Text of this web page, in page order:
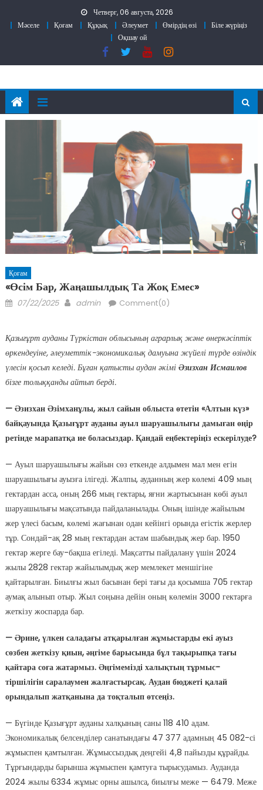
Четверг, 06 августа, 2026
Мәселе
Қоғам Құқық Әлеумет Өмірдің өзі
Біле жүріңіз
Оқшау ой
Қоғам
«Өсім Бар, Жаңашылдық Та Жоқ Емес»
Posted
07/22/2025 Author
admin Comment(0)
Қазығұрт ауданы Түркістан облысының аграрлық және өнеркәсіптік
өркендеуіне, әлеуметтік-экономикалық дамуына жүйелі түрде өзіндік
үлесін қосып келеді. Бұған қатысты аудан әкімі Әзизхан Исмаилов
бізге толыққанды айтып берді.
— Әзизхан Әзімханұлы, жыл сайын облыста өтетін «Алтын күз»
байқауында Қазығұрт ауданы ауыл шаруашылығы дамыған өңір
ретінде марапатқа ие боласыздар. Қандай еңбектеріңіз ескерілуде?
— Ауыл шаруашылығы жайын сөз еткенде алдымен мал мен егін
шаруашылығы ауызға ілігеді. Жалпы, ауданның жер көлемі 409 мың
гектардан асса, оның 266 мың гектары, яғни жартысынан көбі ауыл
шаруашылығы мақсатында пайдаланылады. Оның ішінде жайылым
жер үлесі басым, көлемі жағынан одан кейінгі орында егістік жерлер
тұр. Сондай-ақ 28 мың гектардан астам шабындық жер бар. 1950
гектар жерге бау-бақша егіледі. Мақсатты пайдалану үшін 2024
жылы 2828 гектар жайылымдық жер мемлекет меншігіне
қайтарылған. Биылғы жыл басынан бері тағы да қосымша 705 гектар
аумақ алынып отыр. Жыл соңына дейін оның көлемін 3000 гектарға
жеткізу жоспарда бар.
— Әрине, үлкен саладағы атқарылған жұмыстарды екі ауыз
сөзбен жеткізу қиын, әңгіме барысында бұл тақырыпқа тағы
қайтара соға жатармыз. Әңгімемізді халықтың тұрмыс-
тіршілігін саралаумен жалғастырсақ. Аудан бюджеті қалай
орындалып жатқанына да тоқталып өтсеңіз.
— Бүгінде Қазығұрт ауданы халқының саны 118 410 адам.
Экономикалық белсенділер санатындағы 47 377 адамның 45 082-сі
жұмыспен қамтылған. Жұмыссыздық деңгейі 4,8 пайызды құрайды.
Тұрғындарды барынша жұмыспен қамтуға тырысудамыз. Ауданда
2024 жылы 6334 жұмыс орны ашылса, биылғы меже — 6479. Меже